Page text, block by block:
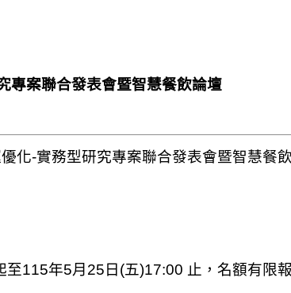
專案聯合發表會暨智慧餐飲論壇
化-實務型研究專案聯合發表會暨智慧餐
至115年5月25日(五)17:00 止，名額有限